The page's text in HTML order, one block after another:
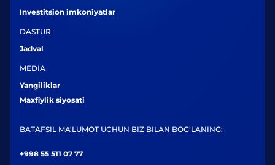
Investitsion imkoniyatlar
DASTUR
Jadval
MEDIA
Yangiliklar
Maxfiylik siyosati
BATAFSIL MA'LUMOT UCHUN BIZ BILAN BOG'LANING:
+998 55 511 07 77